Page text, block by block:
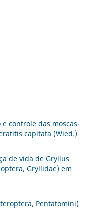
controle das moscas-
capitata (Wied.)
de vida de Gryllus
Gryllidae) em
Pentatomini)